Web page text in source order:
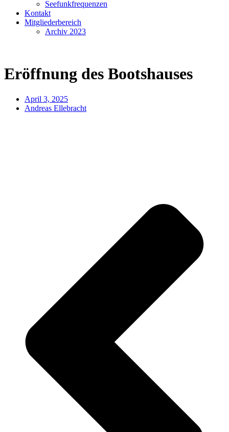
Seefunkfrequenzen
Kontakt
Mitgliederbereich
Archiv 2023
Eröffnung des Bootshauses
April 3, 2025
Andreas Ellebracht